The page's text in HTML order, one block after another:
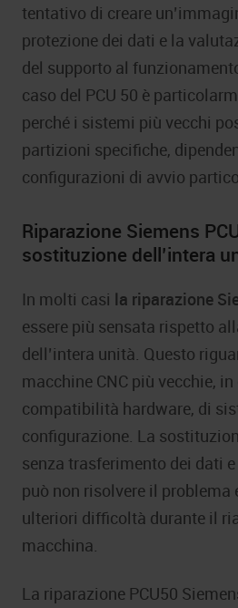
tentativo di creare
protezione dei dati e la
del supporto al
caso del PCU 50 è
perché i sistemi più vecchi
partizioni specifiche,
configurazioni di avvio
Riparazione Siemens
sostituzione dell’intera
In molti casi la riparazione
essere più sensata rispetto
dell’intera unità. Questo
macchine CNC più vecchie,
compatibilità hardware, di
configurazione. La
senza trasferimento dei dati
può non risolvere il problema
ulteriori difficoltà durante il
macchina.
La riparazione PCU50